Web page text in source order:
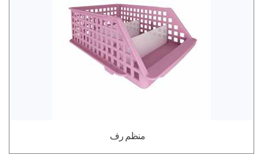
منظم رف